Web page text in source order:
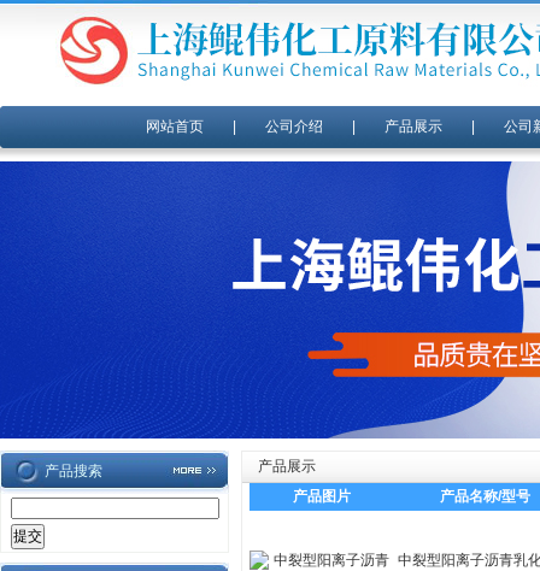
网站首页| 公司介绍 产品展示| 公司
产品搜索
产品展示
产品图片
产品名称/型号
中裂型阳离子沥青乳